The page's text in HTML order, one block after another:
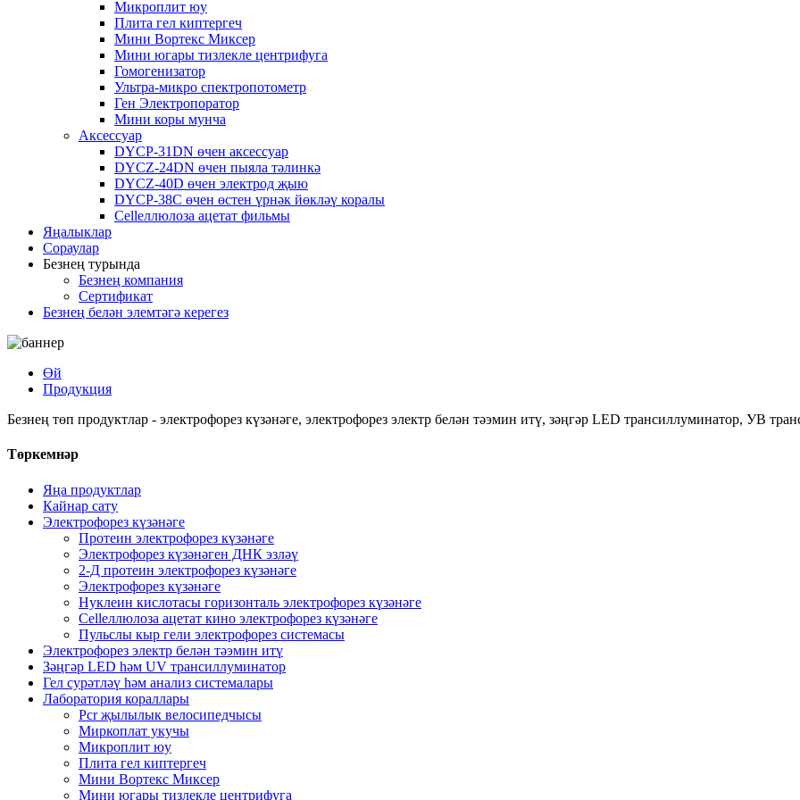
Микроплит юу
Плита гел киптергеч
Мини Вортекс Миксер
Мини югары тизлекле центрифуга
Гомогенизатор
Ультра-микро спектропотометр
Ген Электропоратор
Мини коры мунча
Аксессуар
DYCP-31DN өчен аксессуар
DYCZ-24DN өчен пыяла тәлинкә
DYCZ-40D өчен электрод җыю
DYCP-38C өчен өстен үрнәк йөкләү коралы
Cellеллюлоза ацетат фильмы
Яңалыклар
Сораулар
Безнең турында
Безнең компания
Сертификат
Безнең белән элемтәгә керегез
Өй
Продукция
Безнең төп продуктлар - электрофорез күзәнәге, электрофорез электр белән тәэмин итү, зәңгәр LED трансиллуминатор, УВ
Төркемнәр
Яңа продуктлар
Кайнар сату
Электрофорез күзәнәге
Протеин электрофорез күзәнәге
Электрофорез күзәнәген ДНК эзләү
2-Д протеин электрофорез күзәнәге
Электрофорез күзәнәге
Нуклеин кислотасы горизонталь электрофорез күзәнәге
Cellеллюлоза ацетат кино электрофорез күзәнәге
Пульслы кыр гели электрофорез системасы
Электрофорез электр белән тәэмин итү
Зәңгәр LED һәм UV трансиллуминатор
Гел сурәтләү һәм анализ системалары
Лаборатория кораллары
Pcr җылылык велосипедчысы
Миркоплат укучы
Микроплит юу
Плита гел киптергеч
Мини Вортекс Миксер
Мини югары тизлекле центрифуга